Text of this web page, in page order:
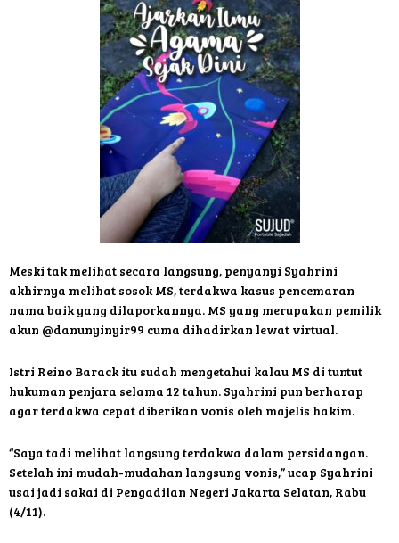
Meski tak melihat secara langsung, penyanyi Syahrini
akhirnya melihat sosok MS, terdakwa kasus pencemaran
nama baik yang dilaporkannya. MS yang merupakan pemilik
akun @danunyinyir99 cuma dihadirkan lewat virtual.
Istri Reino Barack itu sudah mengetahui kalau MS di tuntut
hukuman penjara selama 12 tahun. Syahrini pun berharap
agar terdakwa cepat diberikan vonis oleh majelis hakim.
“Saya tadi melihat langsung terdakwa dalam persidangan.
Setelah ini mudah-mudahan langsung vonis,” ucap Syahrini
usai jadi sakai di Pengadilan Negeri Jakarta Selatan, Rabu
(4/11).